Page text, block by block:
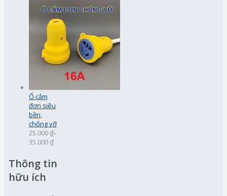
Ổ cắm
đơn siêu
bền,
chống vỡ
25.000 ₫–
35.000 ₫
Thông tin
hữu ích